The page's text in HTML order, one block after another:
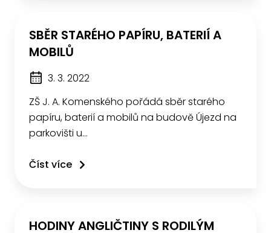
SBĚR STARÉHO PAPÍRU, BATERIÍ A
MOBILŮ
3. 3. 2022
ZŠ J. A. Komenského pořádá sběr starého
papíru, baterií a mobilů na budově Újezd na
parkovišti u…
Číst více
HODINY ANGLIČTINY S RODILÝM